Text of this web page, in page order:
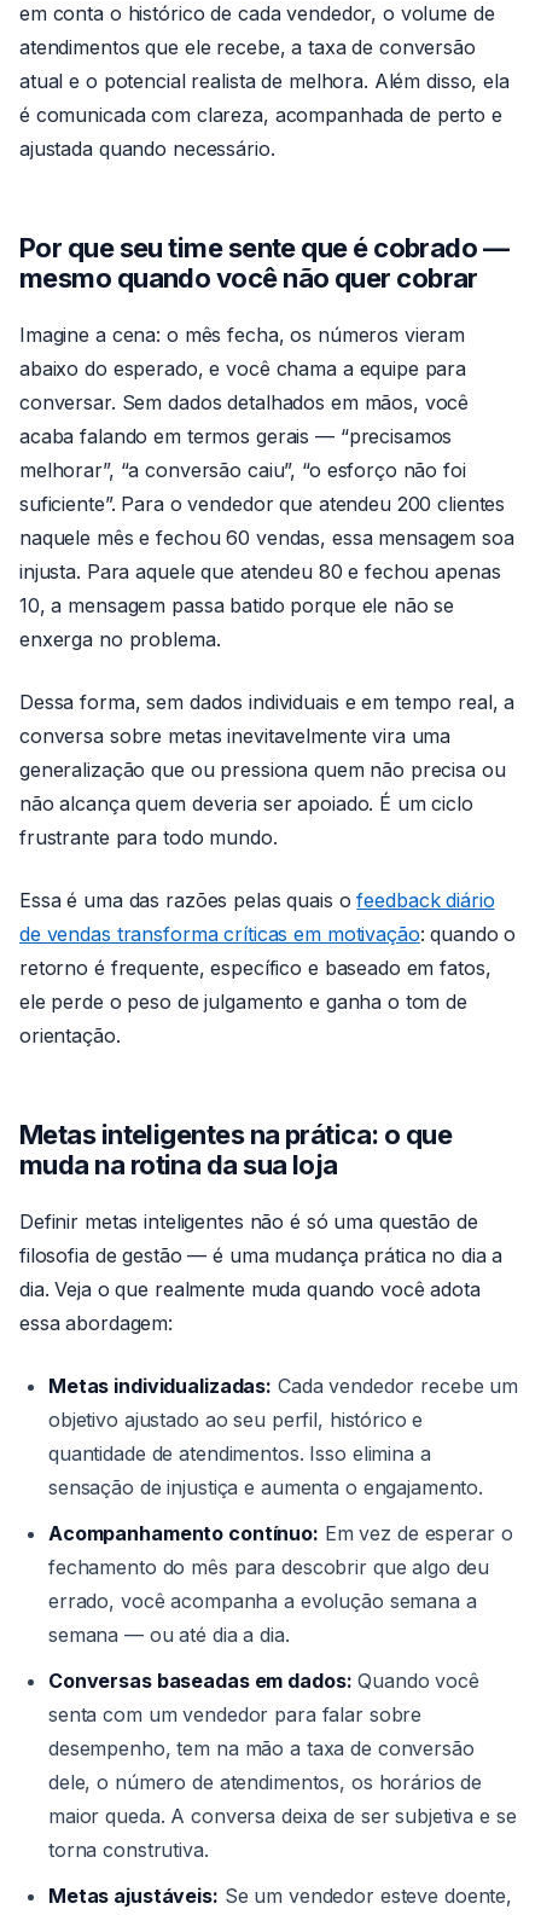
em conta o histórico de cada vendedor, o volume de
atendimentos que ele recebe, a taxa de conversão
atual e o potencial realista de melhora. Além disso, ela
é comunicada com clareza, acompanhada de perto e
ajustada quando necessário.
Por que seu time sente que é cobrado —
mesmo quando você não quer cobrar
Imagine a cena: o mês fecha, os números vieram
abaixo do esperado, e você chama a equipe para
conversar. Sem dados detalhados em mãos, você
acaba falando em termos gerais — “precisamos
melhorar”, “a conversão caiu”, “o esforço não foi
suficiente”. Para o vendedor que atendeu 200 clientes
naquele mês e fechou 60 vendas, essa mensagem soa
injusta. Para aquele que atendeu 80 e fechou apenas
10, a mensagem passa batido porque ele não se
enxerga no problema.
Dessa forma, sem dados individuais e em tempo real, a
conversa sobre metas inevitavelmente vira uma
generalização que ou pressiona quem não precisa ou
não alcança quem deveria ser apoiado. É um ciclo
frustrante para todo mundo.
Essa é uma das razões pelas quais ofeedback diário
de vendas transforma críticas em motivação: quando o
retorno é frequente, específico e baseado em fatos,
ele perde o peso de julgamento e ganha o tom de
orientação.
Metas inteligentes na prática: o que
muda na rotina da sua loja
Definir metas inteligentes não é só uma questão de
filosofia de gestão — é uma mudança prática no dia a
dia. Veja o que realmente muda quando você adota
essa abordagem:
Metas individualizadas: Cada vendedor recebe um
objetivo ajustado ao seu perfil, histórico e
quantidade de atendimentos. Isso elimina a
sensação de injustiça e aumenta o engajamento.
Acompanhamento contínuo: Em vez de esperar o
fechamento do mês para descobrir que algo deu
errado, você acompanha a evolução semana a
semana — ou até dia a dia.
Conversas baseadas em dados: Quando você
senta com um vendedor para falar sobre
desempenho, tem na mão a taxa de conversão
dele, o número de atendimentos, os horários de
maior queda. A conversa deixa de ser subjetiva e se
torna construtiva.
Metas ajustáveis: Se um vendedor esteve doente,